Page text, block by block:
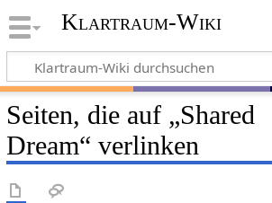
Klartraum-Wiki
Seiten, die auf „Shared
Dream“ verlinken